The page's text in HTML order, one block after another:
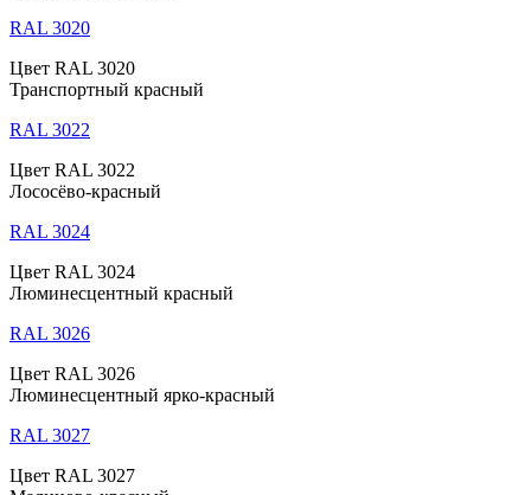
RAL 3020
Цвет RAL 3020
Транспортный красный
RAL 3022
Цвет RAL 3022
Лососёво-красный
RAL 3024
Цвет RAL 3024
Люминесцентный красный
RAL 3026
Цвет RAL 3026
Люминесцентный ярко-красный
RAL 3027
Цвет RAL 3027